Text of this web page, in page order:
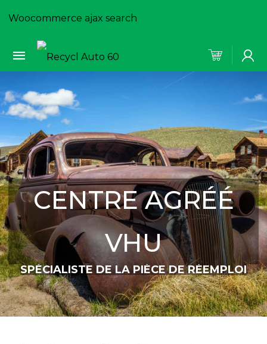
Woocommerce ajax search
CENTRE AGRÉÉ
VHU
SPÉCIALISTE DE LA PIÈCE DE RÉEMPLOI